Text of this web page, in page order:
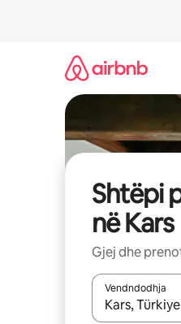
Shtëpi
në Kars
Gjej dhe
Vendndodhja
Kur rezultatet